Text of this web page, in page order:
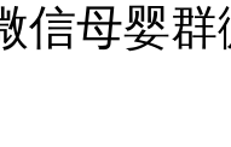
信母婴